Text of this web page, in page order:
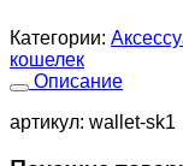
Категории:
кошелек
Описание
артикул: wallet-sk1